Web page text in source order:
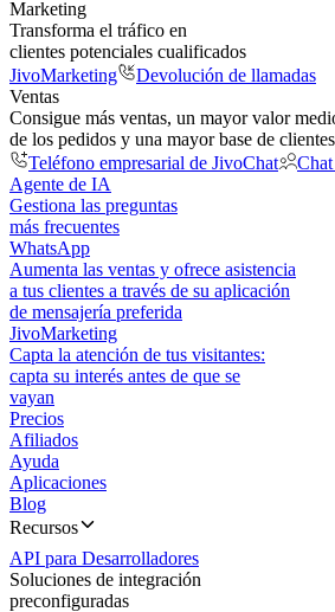
Marketing
Transforma el tráfico en
clientes potenciales cualificados
JivoMarketing
Devolución de llamadas
Ventas
Consigue más ventas, un mayor valor
de los pedidos y una mayor base de clientes
Teléfono empresarial de JivoChat
Agente de IA
Gestiona las preguntas
más frecuentes
WhatsApp
Aumenta las ventas y ofrece asistencia
a tus clientes a través de su aplicación
de mensajería preferida
JivoMarketing
Capta la atención de tus visitantes:
capta su interés antes de que se
vayan
Precios
Afiliados
Ayuda
Aplicaciones
Blog
Recursos
API para Desarrolladores
Soluciones de integración
preconfiguradas